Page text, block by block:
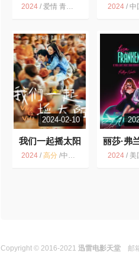
7.0
2024 /爱情 青春 文艺 2024/ 中国大
2024-02-10
我们一起摇太阳
8.0
2024 /高分 /中国大陆 / 中国香港 / 剧情 爱情 家庭
丽莎·弗
2024/ 美国 /
Copyright © 2016-2021迅雷电影天堂 邮